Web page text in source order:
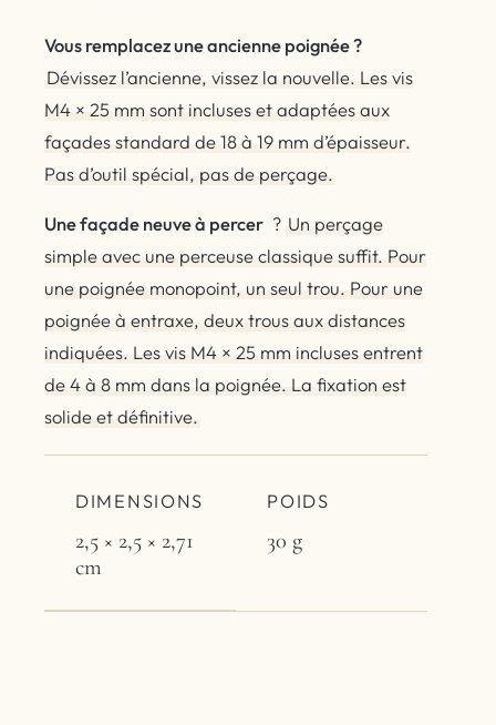
Vous remplacez une ancienne poignée ?
Dévissez l’ancienne, vissez la nouvelle. Les vis
M4 × 25 mm sont incluses et adaptées aux
façades standard de 18 à 19 mm d’épaisseur.
Pas d’outil spécial, pas de perçage.
Une façade neuve à percer ? Un perçage
simple avec une perceuse classique suffit. Pour
une poignée monopoint, un seul trou. Pour une
poignée à entraxe, deux trous aux distances
indiquées. Les vis M4 × 25 mm incluses entrent
de 4 à 8 mm dans la poignée. La fixation est
solide et définitive.
DIMENSIONS
2,5 × 2,5 × 2,71
cm
POIDS
30 g